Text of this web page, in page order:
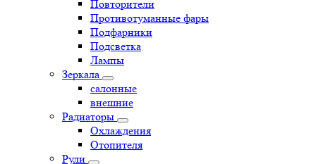
Повторители
Противотуманные фары
Подфарники
Подсветка
Лампы
Зеркала
салонные
внешние
Радиаторы
Охлаждения
Отопителя
Рули